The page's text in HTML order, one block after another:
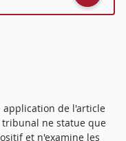
de l'article
tribunal ne statue que
et n'examine les